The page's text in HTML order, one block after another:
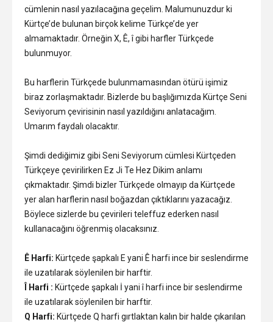
cümlenin nasıl yazılacağına geçelim. Malumunuzdur ki
Kürtçe’de bulunan birçok kelime Türkçe’de yer
almamaktadır. Örneğin X, Ê, î gibi harfler Türkçede
bulunmuyor.
Bu harflerin Türkçede bulunmamasından ötürü işimiz
biraz zorlaşmaktadır. Bizlerde bu başlığımızda Kürtçe Seni
Seviyorum çevirisinin nasıl yazıldığını anlatacağım.
Umarım faydalı olacaktır.
Şimdi dediğimiz gibi Seni Seviyorum cümlesi Kürtçeden
Türkçeye çevirilirken Ez Ji Te Hez Dikim anlamı
çıkmaktadır. Şimdi bizler Türkçede olmayıp da Kürtçede
yer alan harflerin nasıl boğazdan çıktıklarını yazacağız.
Böylece sizlerde bu çevirileri teleffuz ederken nasıl
kullanacağını öğrenmiş olacaksınız.
Ê Harfi: Kürtçede şapkalı E yani Ê harfi ince bir seslendirme
ile uzatılarak söylenilen bir harftir.
Î Harfi : Kürtçede şapkalı İ yani î harfi ince bir seslendirme
ile uzatılarak söylenilen bir harftir.
Q Harfi: Kürtçede Q harfi gırtlaktan kalın bir halde çıkarılan